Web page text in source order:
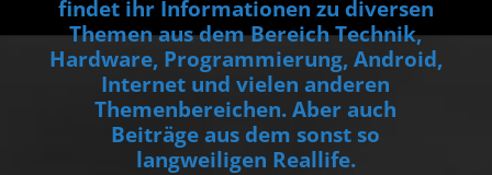
findet ihr Informationen zu diversen
Themen aus dem Bereich Technik,
Hardware, Programmierung, Android,
Internet und vielen anderen
Themenbereichen. Aber auch
Beiträge aus dem sonst so
langweiligen Reallife.